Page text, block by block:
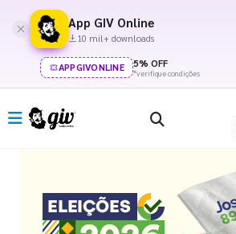
App GIV Online
10 mil+ downloads
APPGIVONLINE 5% OFF
*verifique condições